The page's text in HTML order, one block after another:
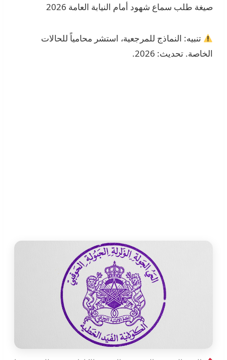
صيغة طلب سماع شهود أمام النيابة العامة 2026
تنبيه: النماذج للمرجعية، استشر محامياً للحالات
الخاصة. تحديث: 2026.